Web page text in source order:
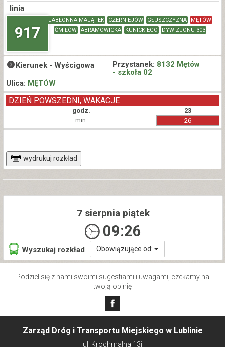
linia
917
JABŁONNA-MAJĄTEK CZERNIEJÓW GŁUSZCZYZNA
MĘTÓW
ĆMIŁÓW
ABRAMOWICKA KUNICKIEGO DYWIZJONU 303
Kierunek - Wyścigowa Przystanek: 8132 Mętów
- szkoła 02
Ulica: MĘTÓW
godz. 23
DZIEŃ POWSZEDNI, WAKACJE
min. 26
wydrukuj rozkład
7 sierpnia piątek
09:26
Wyszukaj rozkład Obowiązujące od:
Podziel się z nami swoimi sugestiami i uwagami, czekamy na
twoją opinię
Zarząd Dróg i Transportu Miejskiego w Lublinie
ul. Krochmalna 13j